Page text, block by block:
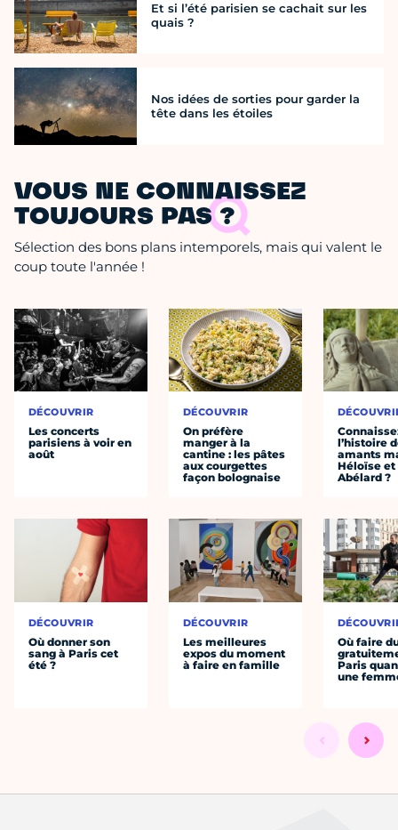
Et si l’été parisien se cachait sur les
quais ?
Nos idées de sorties pour garder la
tête dans les étoiles
VOUS NE CONNAISSEZ
TOUJOURS PAS ?
Sélection des bons plans intemporels, mais qui valent le
coup toute l'année !
DÉCOUVRIR
Les concerts
parisiens à voir en
août
DÉCOUVRIR
Où donner son
sang à Paris cet
été ?
DÉCOUVRIR
On préfère
manger à la
cantine : les pâtes
aux courgettes
façon bolognaise
DÉCOUVRIR
Les meilleures
expos du moment
à faire en famille
l’histoire
amants
Héloïse et
Abélard ?
Où faire
Paris
une